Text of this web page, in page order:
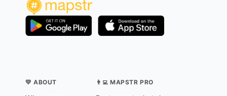
💛 ABOUT 👨‍💻 MAPSTR PRO